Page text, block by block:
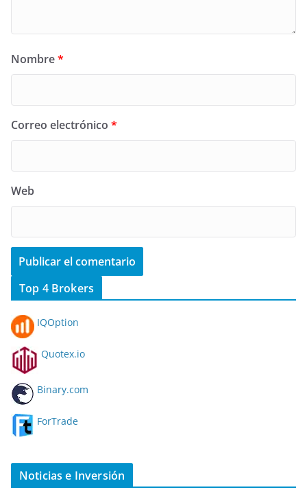
Nombre*
Correo electrónico *
Web
Top 4 Brokers
IQOption
Quotex.io
Binary.com
ForTrade
Noticias e Inversión